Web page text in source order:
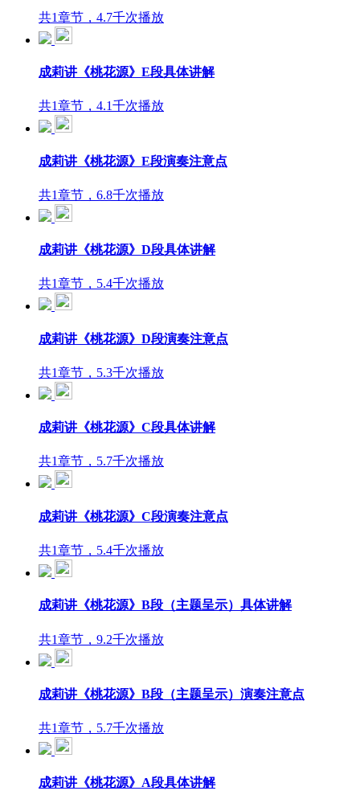
共1章节，4.7千次播放
成莉讲《桃花源》E段具体讲解
共1章节，4.1千次播放
成莉讲《桃花源》E段演奏注意点
共1章节，6.8千次播放
成莉讲《桃花源》D段具体讲解
共1章节，5.4千次播放
成莉讲《桃花源》D段演奏注意点
共1章节，5.3千次播放
成莉讲《桃花源》C段具体讲解
共1章节，5.7千次播放
成莉讲《桃花源》C段演奏注意点
共1章节，5.4千次播放
成莉讲《桃花源》B段（主题呈示）具体讲解
共1章节，9.2千次播放
成莉讲《桃花源》B段（主题呈示）演奏注意点
共1章节，5.7千次播放
成莉讲《桃花源》A段具体讲解